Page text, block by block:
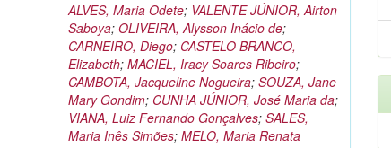
ALVES, Maria Odete; VALENTE JÚNIOR, Airton
Saboya;OLIVEIRA, Alysson Inácio de;
CARNEIRO, Diego; CASTELO BRANCO,
Elizabeth;MACIEL, Iracy Soares Ribeiro;
CAMBOTA, Jacqueline Nogueira;SOUZA, Jane
Mary Gondim; CUNHA JÚNIOR, José Maria da;
VIANA, Luiz Fernando Gonçalves;SALES,
Maria Inês Simões;MELO, Maria Renata